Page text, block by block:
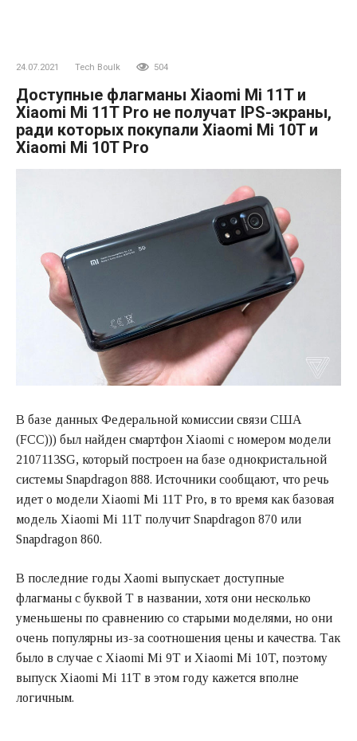
24.07.2021 Tech Boulk 504
Доступные флагманы Xiaomi Mi 11T и
Xiaomi Mi 11T Pro не получат IPS-экраны,
ради которых покупали Xiaomi Mi 10T и
Xiaomi Mi 10T Pro
В базе данных Федеральной комиссии связи США
(FCC))) был найден смартфон Xiaomi с номером модели
2107113SG, который построен на базе однокристальной
системы Snapdragon 888. Источники сообщают, что речь
идет о модели Xiaomi Mi 11T Pro, в то время как базовая
модель Xiaomi Mi 11T получит Snapdragon 870 или
Snapdragon 860.
В последние годы Xaomi выпускает доступные
флагманы с буквой T в названии, хотя они несколько
уменьшены по сравнению со старыми моделями, но они
очень популярны из-за соотношения цены и качества. Так
было в случае с Xiaomi Mi 9T и Xiaomi Mi 10T, поэтому
выпуск Xiaomi Mi 11T в этом году кажется вполне
логичным.